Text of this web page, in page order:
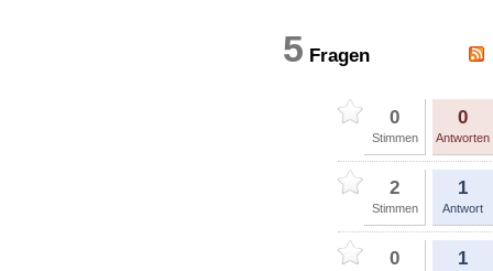
5 Fragen
0
Stimmen
0
Antworten
2
Stimmen
1
Antwort
0 1